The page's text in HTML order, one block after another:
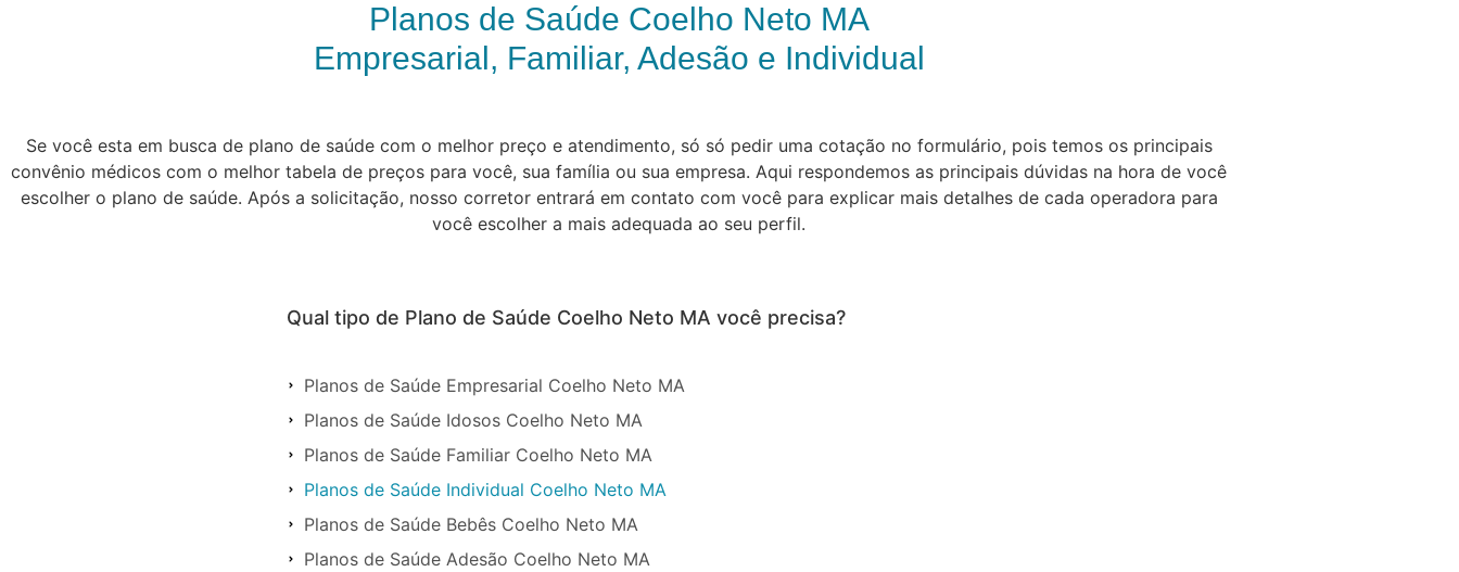
Planos de Saúde Coelho Neto MA
Empresarial, Familiar, Adesão e Individual
Se você esta em busca de plano de saúde com o melhor preço e atendimento, só só pedir uma cotação no formulário, pois temos os principais
convênio médicos com o melhor tabela de preços para você, sua família ou sua empresa. Aqui respondemos as principais dúvidas na hora de você
escolher o plano de saúde. Após a solicitação, nosso corretor entrará em contato com você para explicar mais detalhes de cada operadora para
você escolher a mais adequada ao seu perfil.
Qual tipo de Plano de Saúde Coelho Neto MA você precisa?
Planos de Saúde Empresarial Coelho Neto MA
Planos de Saúde Idosos Coelho Neto MA
Planos de Saúde Familiar Coelho Neto MA
Planos de Saúde Individual Coelho Neto MA
Planos de Saúde Bebês Coelho Neto MA
Planos de Saúde Adesão Coelho Neto MA